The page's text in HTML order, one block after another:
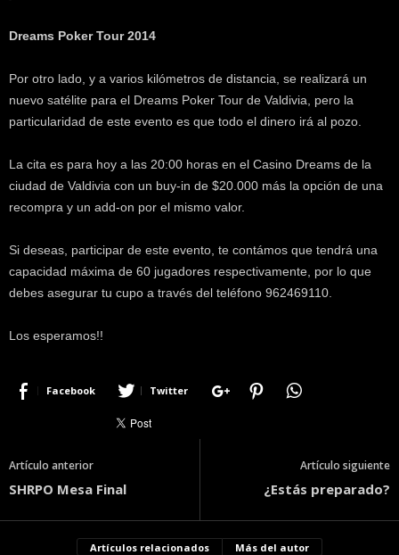
Dreams Poker Tour 2014
Por otro lado, y a varios kilómetros de distancia, se realizará un
nuevo satélite para el Dreams Poker Tour de Valdivia, pero la
particularidad de este evento es que todo el dinero irá al pozo.
La cita es para hoy a las 20:00 horas en el Casino Dreams de la
ciudad de Valdivia con un buy-in de $20.000 más la opción de una
recompra y un add-on por el mismo valor.
Si deseas, participar de este evento, te contámos que tendrá una
capacidad máxima de 60 jugadores respectivamente, por lo que
debes asegurar tu cupo a través del teléfono 962469110.
Los esperamos!!
Facebook Twitter
Artículo anterior
SHRPO Mesa Final
Artículo siguiente
¿Estás preparado?
Artículos relacionados Más del autor